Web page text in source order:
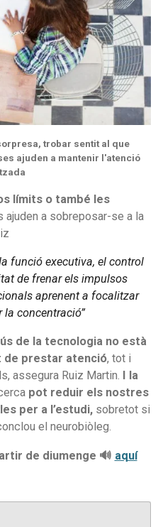
trobar sentit al que
ajuden a mantenir l'atenció
límits o també les
ajuden a sobreposar-se a la
funció executiva, el control
de frenar els impulsos
aprenent a focalitzar
la concentració”
de la tecnologia no està
de prestar atenció, tot i
assegura Ruiz Martin.
I la
pot reduir els nostres
per a l’estudi, sobretot si
el neurobiòleg.
de diumenge 🔊 aquí